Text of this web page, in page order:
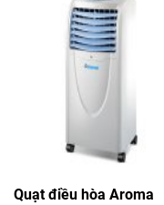
Quạt điều hòa Aroma